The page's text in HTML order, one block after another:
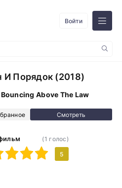
Войти
И Порядок (2018)
Bouncing Above The Law
(1 голос)
5